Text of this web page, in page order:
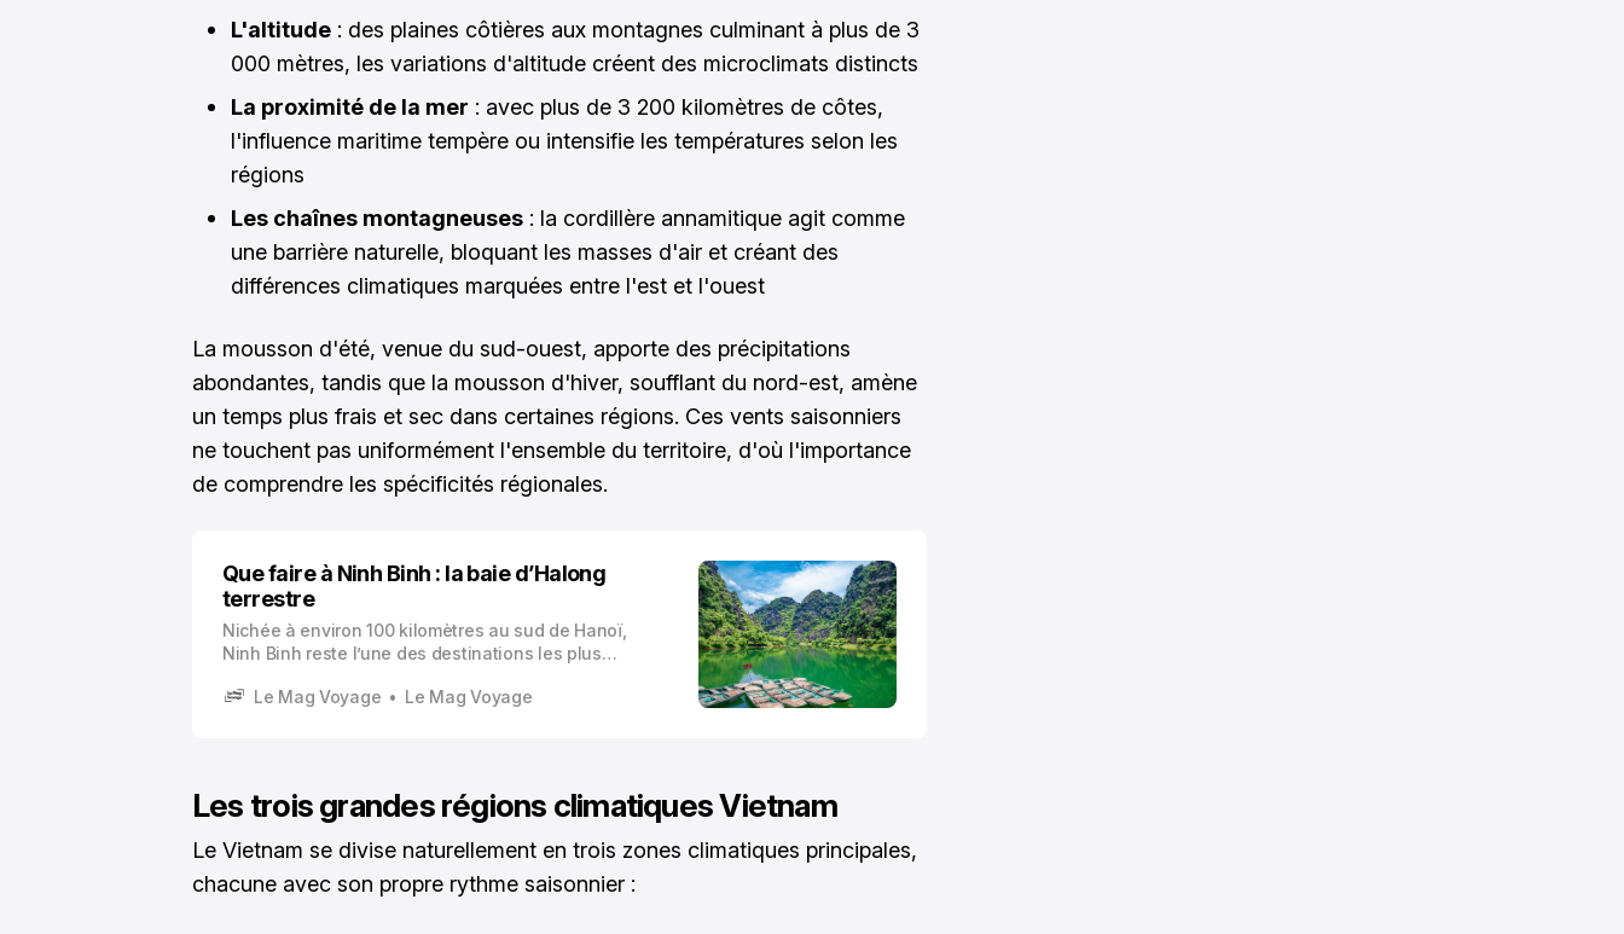
L'altitude : des plaines côtières aux montagnes culminant à plus de 3
000 mètres, les variations d'altitude créent des microclimats distincts
La proximité de la mer : avec plus de 3 200 kilomètres de côtes,
l'influence maritime tempère ou intensifie les températures selon les
régions
Les chaînes montagneuses : la cordillère annamitique agit comme
une barrière naturelle, bloquant les masses d'air et créant des
différences climatiques marquées entre l'est et l'ouest
La mousson d'été, venue du sud-ouest, apporte des précipitations
abondantes, tandis que la mousson d'hiver, soufflant du nord-est, amène
un temps plus frais et sec dans certaines régions. Ces vents saisonniers
ne touchent pas uniformément l'ensemble du territoire, d'où l'importance
de comprendre les spécificités régionales.
Que faire à Ninh Binh : la baie d’Halong
terrestre
Nichée à environ 100 kilomètres au sud de Hanoï,
Ninh Binh reste l’une des destinations les plus
baie d’Halong terrestre, cette région offre des
Le Mag Voyage Le Mag Voyage
Les trois grandes régions climatiques Vietnam
Le Vietnam se divise naturellement en trois zones climatiques principales,
chacune avec son propre rythme saisonnier :